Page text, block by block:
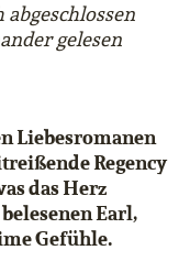
gelesen
Liebesromanen
Regency
das Herz
Earl,
Gefühle.